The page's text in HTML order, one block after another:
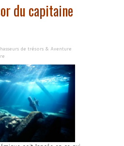
du capitaine
de trésors & Aventure